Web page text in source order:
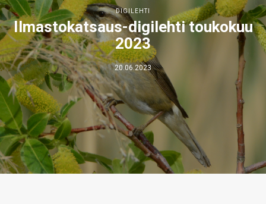
DIGILEHTI
Ilmastokatsaus-digilehti toukokuu
2023
20.06.2023